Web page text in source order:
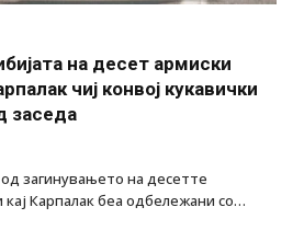
на десет армиски
чиј конвој кукавички
заседа
загинувањето на десетте
Карпалак беа одбележани со…